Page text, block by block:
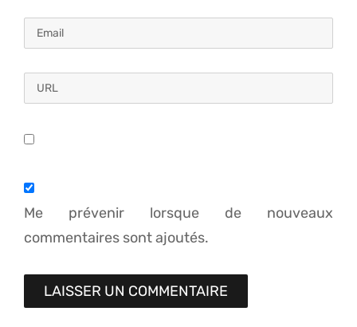
Me prévenir lorsque de nouveaux
commentaires sont ajoutés.